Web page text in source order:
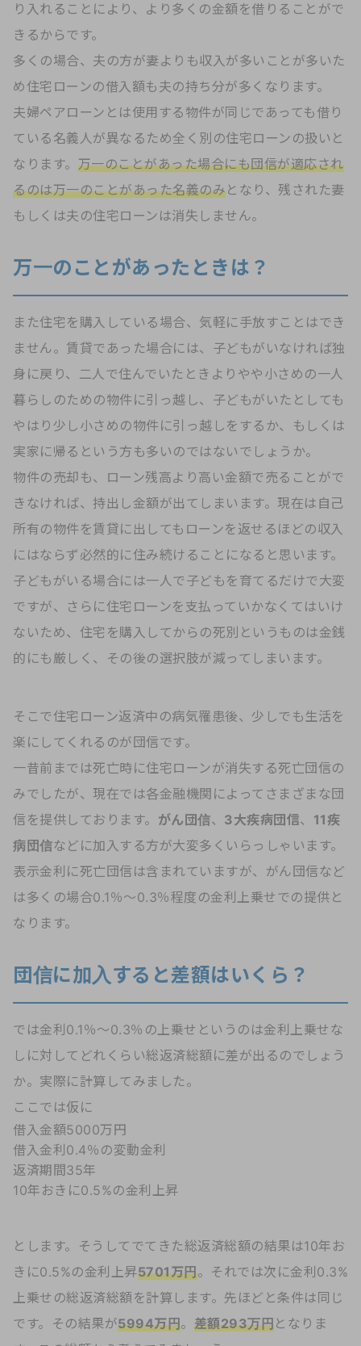
り入れることにより、より多くの金額を借りることがで
きるからです。
多くの場合、夫の方が妻よりも収入が多いことが多いた
め住宅ローンの借入額も夫の持ち分が多くなります。
夫婦ペアローンとは使用する物件が同じであっても借り
ている名義人が異なるため全く別の住宅ローンの扱いと
なります。 万一のことがあった場合にも団信が適応され
るのは万一のことがあった名義のみとなり、残された妻
もしくは夫の住宅ローンは消失しません。
万一のことがあったときは？
また住宅を購入している場合、気軽に手放すことはでき
ません。賃貸であった場合には、子どもがいなければ独
身に戻り、二人で住んでいたときよりやや小さめの一人
暮らしのための物件に引っ越し、子どもがいたとしても
やはり少し小さめの物件に引っ越しをするか、もしくは
実家に帰るという方も多いのではないでしょうか。
物件の売却も、ローン残高より高い金額で売ることがで
きなければ、持出し金額が出てしまいます。現在は自己
所有の物件を賃貸に出してもローンを返せるほどの収入
にはならず必然的に住み続けることになると思います。
子どもがいる場合には一人で子どもを育てるだけで大変
ですが、さらに住宅ローンを支払っていかなくてはいけ
ないため、住宅を購入してからの死別というものは金銭
的にも厳しく、その後の選択肢が減ってしまいます。
そこで住宅ローン返済中の病気罹患後、少しでも生活を
楽にしてくれるのが団信です。
一昔前までは死亡時に住宅ローンが消失する死亡団信の
みでしたが、現在では各金融機関によってさまざまな団
信を提供しております。 がん団信、 3大疾病団信、 11疾
病団信などに加入する方が大変多くいらっしゃいます。
表示金利に死亡団信は含まれていますが、がん団信など
は多くの場合0.1％～0.3％程度の金利上乗せでの提供と
なります。
団信に加入すると差額はいくら？
では金利0.1％～0.3％の上乗せというのは金利上乗せな
しに対してどれくらい総返済総額に差が出るのでしょう
か。実際に計算してみました。
ここでは仮に
借入金額5000万円
借入金利0.4％の変動金利
返済期間35年
10年おきに0.5%の金利上昇
とします。そうしてでてきた総返済総額の結果は10年お
きに0.5%の金利上昇5701万円。それでは次に金利0.3%
上乗せの総返済総額を計算します。先ほどと条件は同じ
です。その結果が5994万円。 差額293万円となりま